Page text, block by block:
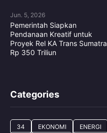
Jun. 5, 2026
Pemerintah Siapkan
Pendanaan Kreatif untuk
Proyek Rel KA Trans Sumatra
Rp 350 Triliun
Categories
34 EKONOMI ENERGI